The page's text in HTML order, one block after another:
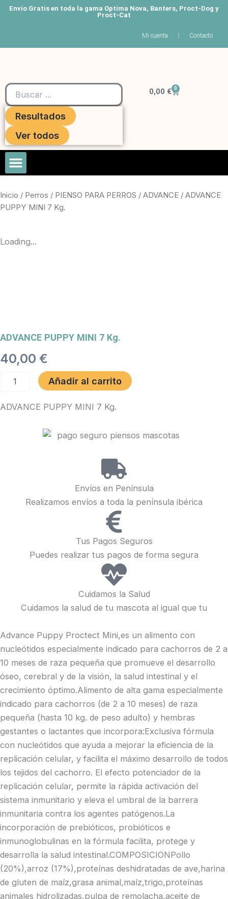
Envío Gratis en toda la gama Optima Nova, Banters, Proct-Dog y
Proct-Cat
Mi cuenta Contacto
Search
Resultados
Ver todos
0,00 € 0
Carrito
Inicio / Perros / PIENSO PARA PERROS / ADVANCE / ADVANCE
PUPPY MINI 7 Kg.
Loading...
ADVANCE PUPPY MINI 7 Kg.
40,00 €
PUPPY
7
Añadir al carrito
ADVANCE PUPPY MINI 7 Kg.
Envíos en Península
Realizamos envíos a toda la península ibérica
Tus Pagos Seguros
Puedes realizar tus pagos de forma segura
Cuidamos la Salud
Cuidamos la salud de tu mascota al igual que tu
Advance Puppy Proctect Mini,es un alimento con
nucleótidos especialmente indicado para cachorros de 2 a
10 meses de raza pequeña que promueve el desarrollo
óseo, cerebral y de la visión, la salud intestinal y el
crecimiento óptimo.Alimento de alta gama especialmente
indicado para cachorros (de 2 a 10 meses) de raza
pequeña (hasta 10 kg. de peso adulto) y hembras
gestantes o lactantes que incorpora:Exclusiva fórmula
con nucleótidos que ayuda a mejorar la eficiencia de la
replicación celular, y facilita el máximo desarrollo de todos
los tejidos del cachorro. El efecto potenciador de la
replicación celular, permite la rápida activación del
sistema inmunitario y eleva el umbral de la barrera
inmunitaria contra los agentes patógenos.La
incorporación de prebióticos, probióticos e
inmunoglobulinas en la fórmula facilita, protege y
desarrolla la salud intestinal.COMPOSICIONPollo
(20%),arroz (17%),proteínas deshidratadas de ave,harina
de gluten de maíz,grasa animal,maíz,trigo,proteínas
animales hidrolizadas,pulpa de remolacha,aceite de